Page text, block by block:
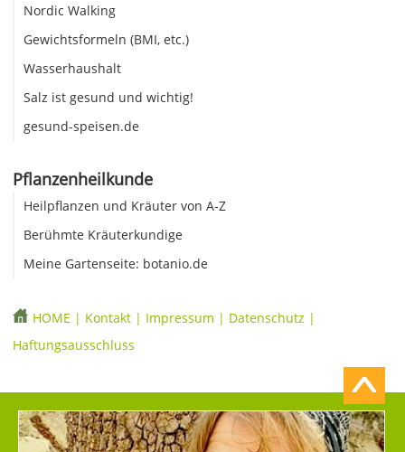
Nordic Walking
Gewichtsformeln (BMI, etc.)
Wasserhaushalt
Salz ist gesund und wichtig!
gesund-speisen.de
Pflanzenheilkunde
Heilpflanzen und Kräuter von A-Z
Berühmte Kräuterkundige
Meine Gartenseite: botanio.de
HOME | Kontakt | Impressum | Datenschutz |
Haftungsausschluss